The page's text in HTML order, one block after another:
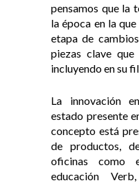
pensamos que la
la época en la
etapa de
piezas clave que
incluyendo en su
La innovación
estado presente
concepto está
de productos,
oficinas como
educación